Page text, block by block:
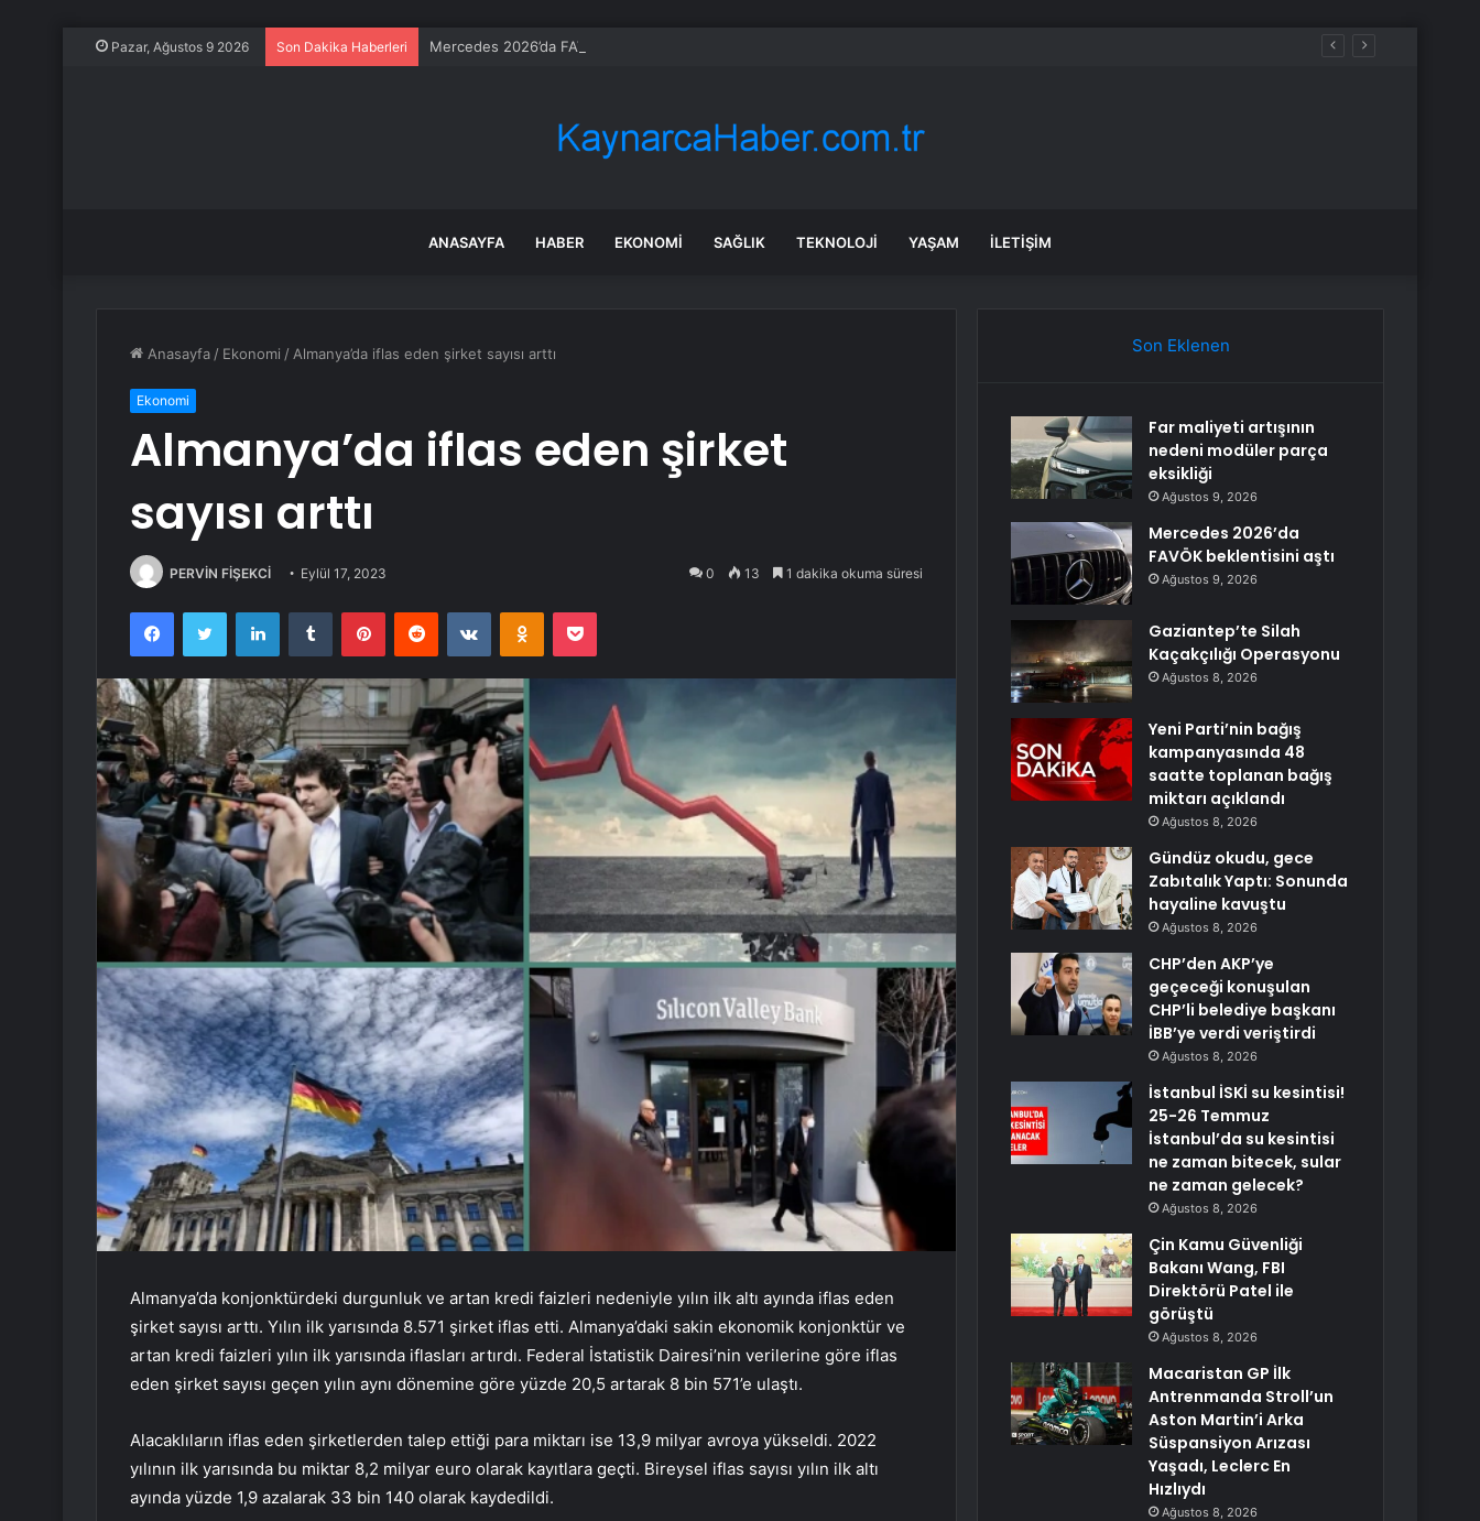
Pazar, Ağustos 9 2026 Son Dakika Haberleri Mercedes 2026’da FAVÖK beklentisini aştı
ANASAYFA HABER EKONOMI SAĞLIK TEKNOLOJI YAŞAM İLETIŞIM
Anasayfa / Ekonomi / Almanya’da iflas eden şirket sayısı arttı
Ekonomi
Almanya’da iflas eden şirket
sayısı arttı
PERVİN FİŞEKCİ Eylül 17, 2023 0 13 1 dakika okuma süresi
FacebookTwitter LinkedInTumblr PinterestReddit VKontakteOdnoklassniki
Pocket
Almanya’da konjonktürdeki durgunluk ve artan kredi faizleri nedeniyle yılın ilk altı ayında iflas eden
şirket sayısı arttı. Yılın ilk yarısında 8.571 şirket iflas etti. Almanya’daki sakin ekonomik konjonktür ve
artan kredi faizleri yılın ilk yarısında iflasları artırdı. Federal İstatistik Dairesi’nin verilerine göre iflas
eden şirket sayısı geçen yılın aynı dönemine göre yüzde 20,5 artarak 8 bin 571’e ulaştı.
Alacaklıların iflas eden şirketlerden talep ettiği para miktarı ise 13,9 milyar avroya yükseldi. 2022
yılının ilk yarısında bu miktar 8,2 milyar euro olarak kayıtlara geçti. Bireysel iflas sayısı yılın ilk altı
ayında yüzde 1,9 azalarak 33 bin 140 olarak kaydedildi.
Son Eklenen
Far maliyeti artışının
nedeni modüler parça
eksikliği
Ağustos 9, 2026
Mercedes 2026’da
FAVÖK beklentisini aştı
Ağustos 9, 2026
Gaziantep’te Silah
Kaçakçılığı Operasyonu
Ağustos 8, 2026
Yeni Parti’nin bağış
kampanyasında 48
saatte toplanan bağış
miktarı açıklandı
Ağustos 8, 2026
Gündüz okudu, gece
Zabıtalık Yaptı: Sonunda
hayaline kavuştu
Ağustos 8, 2026
CHP’den AKP’ye
geçeceği konuşulan
CHP’li belediye başkanı
İBB’ye verdi veriştirdi
Ağustos 8, 2026
İstanbul İSKİ su kesintisi!
25-26 Temmuz
İstanbul’da su kesintisi
ne zaman bitecek, sular
ne zaman gelecek?
Ağustos 8, 2026
Çin Kamu Güvenliği
Bakanı Wang, FBI
Direktörü Patel ile
görüştü
Ağustos 8, 2026
Macaristan GP İlk
Antrenmanda Stroll’un
Aston Martin’i Arka
Süspansiyon Arızası
Yaşadı, Leclerc En
Hızlıydı
Ağustos 8, 2026